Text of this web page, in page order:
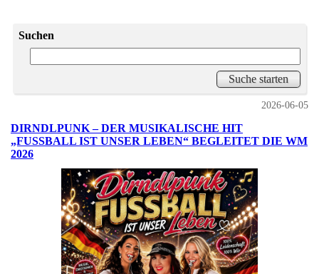
Suchen
2026-06-05
DIRNDLPUNK – DER MUSIKALISCHE HIT
„FUSSBALL IST UNSER LEBEN“ BEGLEITET DIE WM
2026